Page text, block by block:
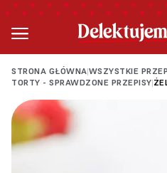
STRONA GŁÓWNA|WSZYSTKIE
TORTY - SPRAWDZONE PRZEPISY|